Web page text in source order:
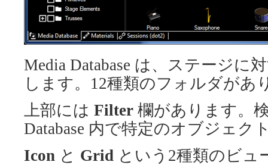
Media Database は、ステージに
します。12種類のフォルダがあ
上部には Filter 欄があります。
Database 内で特定のオブジェク
Icon と Grid という2種類のビュ